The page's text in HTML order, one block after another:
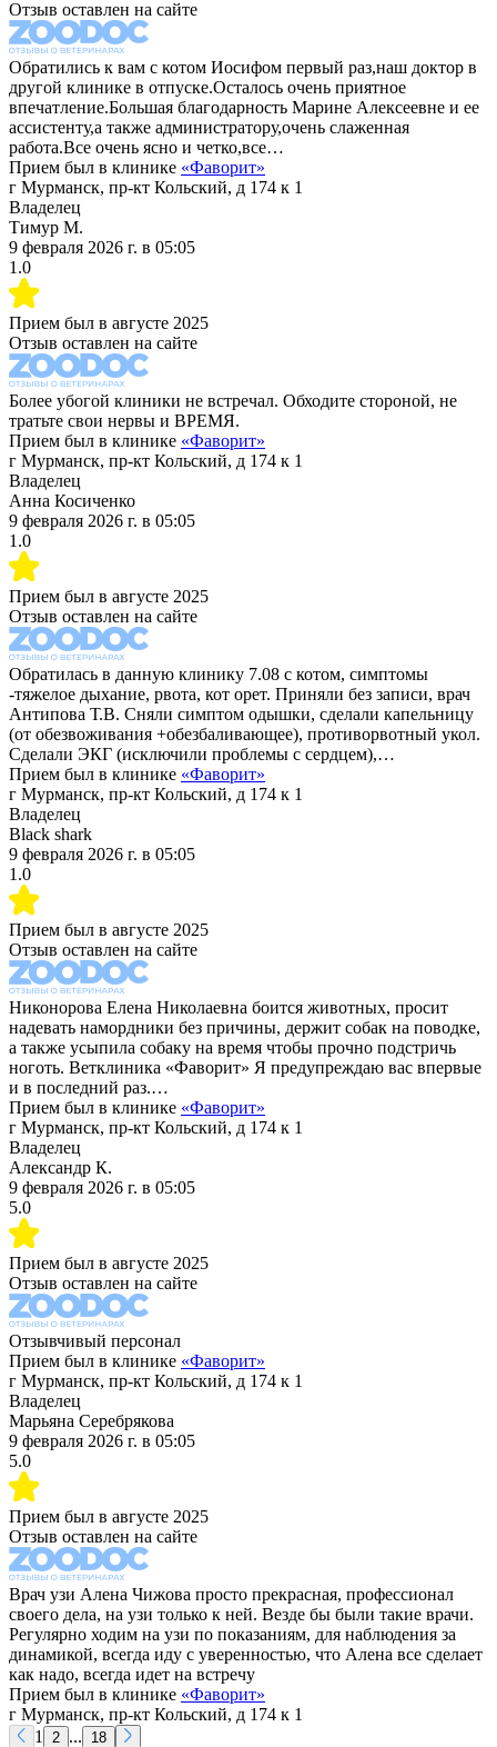
Отзыв оставлен на сайте
Обратились к вам с котом Иосифом первый раз,наш доктор в
другой клинике в отпуске.Осталось очень приятное
впечатление.Большая благодарность Марине Алексеевне и ее
ассистенту,а также администратору,очень слаженная
работа.Все очень ясно и четко,все…
Прием был в клинике «Фаворит»
г Мурманск, пр-кт Кольский, д 174 к 1
Владелец
Тимур М.
9 февраля 2026 г. в 05:05
1.0
Прием был в августе 2025
Отзыв оставлен на сайте
Более убогой клиники не встречал. Обходите стороной, не
тратьте свои нервы и ВРЕМЯ.
Прием был в клинике «Фаворит»
г Мурманск, пр-кт Кольский, д 174 к 1
Владелец
Анна Косиченко
9 февраля 2026 г. в 05:05
1.0
Прием был в августе 2025
Отзыв оставлен на сайте
Обратилась в данную клинику 7.08 с котом, симптомы
-тяжелое дыхание, рвота, кот орет. Приняли без записи, врач
Антипова Т.В. Сняли симптом одышки, сделали капельницу
(от обезвоживания +обезбаливающее), противорвотный укол.
Сделали ЭКГ (исключили проблемы с сердцем),…
Прием был в клинике «Фаворит»
г Мурманск, пр-кт Кольский, д 174 к 1
Владелец
Black shark
9 февраля 2026 г. в 05:05
1.0
Прием был в августе 2025
Отзыв оставлен на сайте
Никонорова Елена Николаевна боится животных, просит
надевать намордники без причины, держит собак на поводке,
а также усыпила собаку на время чтобы прочно подстричь
ноготь. Ветклиника «Фаворит» Я предупреждаю вас впервые
и в последний раз.…
Прием был в клинике «Фаворит»
г Мурманск, пр-кт Кольский, д 174 к 1
Владелец
Александр К.
9 февраля 2026 г. в 05:05
5.0
Прием был в августе 2025
Отзыв оставлен на сайте
Отзывчивый персонал
Прием был в клинике «Фаворит»
г Мурманск, пр-кт Кольский, д 174 к 1
Владелец
Марьяна Серебрякова
9 февраля 2026 г. в 05:05
5.0
Прием был в августе 2025
Отзыв оставлен на сайте
Врач узи Алена Чижова просто прекрасная, профессионал
своего дела, на узи только к ней. Везде бы были такие врачи.
Регулярно ходим на узи по показаниям, для наблюдения за
динамикой, всегда иду с уверенностью, что Алена все сделает
как надо, всегда идет на встречу
Прием был в клинике «Фаворит»
г Мурманск, пр-кт Кольский, д 174 к 1
1
2 ... 18